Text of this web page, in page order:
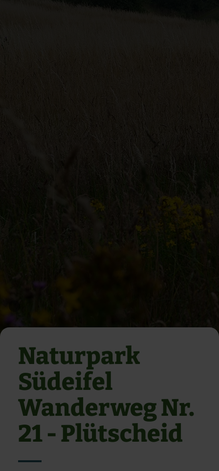
Naturpark
Südeifel
Wanderweg Nr.
21 - Plütscheid